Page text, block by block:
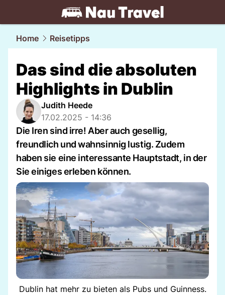
travel.NAU.ch
Home Reisetipps
Das sind die absoluten
Highlights in Dublin
Judith Heede
17.02.2025 - 14:36
Die Iren sind irre! Aber auch gesellig,
freundlich und wahnsinnig lustig. Zudem
haben sie eine interessante Hauptstadt, in der
Sie einiges erleben können.
Dublin hat mehr zu bieten als Pubs und Guinness.